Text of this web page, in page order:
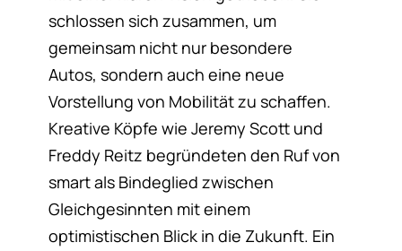
schlossen sich zusammen, um
gemeinsam nicht nur besondere
Autos, sondern auch eine neue
Vorstellung von Mobilität zu schaffen.
Kreative Köpfe wie Jeremy Scott und
Freddy Reitz begründeten den Ruf von
smart als Bindeglied zwischen
Gleichgesinnten mit einem
optimistischen Blick in die Zukunft. Ein